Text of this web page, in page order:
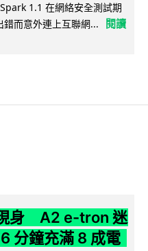
1.1 在網絡安全測試期
而意外連上互聯網...
閱讀
身 A2 e-tron 迷
分鐘充滿 8 成電